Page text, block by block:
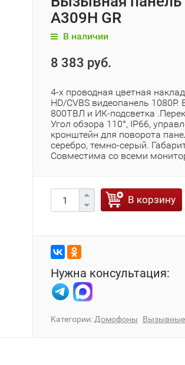
A309H GR
В наличии
8 383 руб.
4-х проводная цветная
HD/CVBS видеопанель
800ТВЛ и ИК-подсветка
Угол обзора 110°, IP66,
кронштейн для поворота
серебро, темно-серый.
Совместима со всеми
В корзину
Нужна консультация:
Категории:Домофоны Вызывные